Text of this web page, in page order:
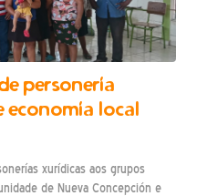
personería
economía local
xurídicas aos grupos
de Nueva Concepción e